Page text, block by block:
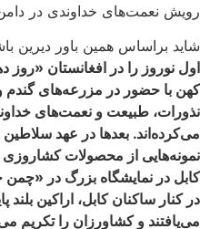
رویش نعمت‌های خداوندی در
شاید براساس همین باور دیرین
اول نوروز را در افغانستان «روز
کهن با حضور در مزرعه‌های گندم
نذورات، طبیعت و نعمت‌های
می‌کرده‌اند. بعدها در عهد سلاطین
نمونه‌هایی از محصولات کشاروزی‌
کابل در نمایشگاه بزرگ در
در کنار ساکنان کابل، اراکین
می‌یافتند و کشاورزان را تکریم